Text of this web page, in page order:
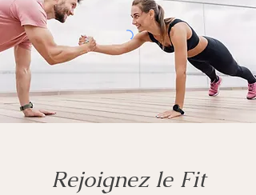
Rejoignez le Fit